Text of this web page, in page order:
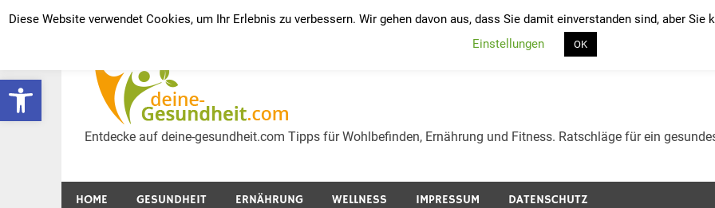
Werkzeugleiste öffnen
Inhalt
Gesund werden und
Entdecke auf deine-gesundheit.com Tipps für Wohlbefinden, Ernährung und Fitness. Ratschläge für ein
HOME GESUNDHEIT ERNÄHRUNG WELLNESS IMPRESSUM DATENSCHUTZ
Diese Website verwendet Cookies, um Ihr Erlebnis zu verbessern. Wir gehen davon aus, dass Sie damit einverstanden sind, aber
Einstellungen
OK